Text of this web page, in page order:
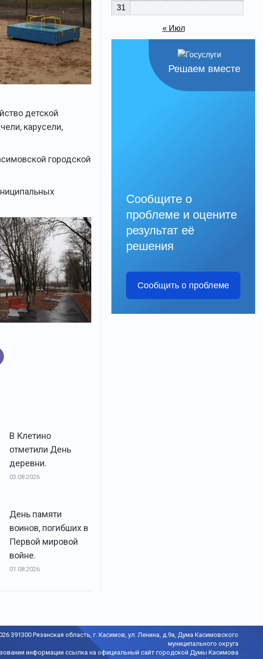
детской
карусели,
городской
В Клетино
отметили День
деревни.
03.08.2026
День памяти
воинов, погибших в
Первой мировой
войне.
01.08.2026
31
« Июл
Решаем вместе
Сообщите о
проблеме и оцените
результат её
решения
Сообщить о проблеме
391300 Рязанская область, г. Касимов, ул. Ленина, д.9а, Дума Касимовского
муниципального округа
информации ссылка на официальный сайт городской Думы Касимова